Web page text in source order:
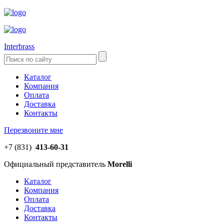
Interbrass
Каталог
Компания
Оплата
Доставка
Контакты
Перезвоните мне
+7 (831) 413-60-31
Официальный представитель Morelli
Каталог
Компания
Оплата
Доставка
Контакты